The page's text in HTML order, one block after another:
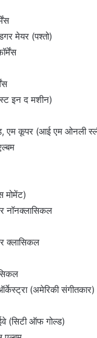
मेयर (पश्तो)
इन द मशीन)
एम कूपर (आई एम ओनली
मोमेंट)
नॉनक्लासिकल
क्लासिकल
(अमेरिकी संगीतकार)
(सिटी ऑफ गोल्ड)